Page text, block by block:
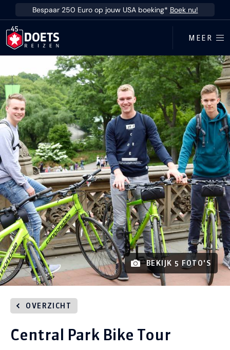
Ga direct naar inhoud
Bespaar 250 Euro op jouw USA boeking* Boek nu!
MEER
BEKIJK 5 FOTO'S
OVERZICHT
Central Park Bike Tour